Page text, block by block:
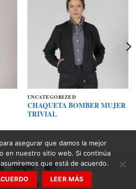
UNCATEGORIZED
CHAQUETA BOMBER MUJER
TRIVIAL
Visa Stripe
MasterCard
©ZARAN 2030 SL
asegurar que damos la mejor
en nuestro sitio web. Si continúa
que está de acuerdo.
LEER MÁS